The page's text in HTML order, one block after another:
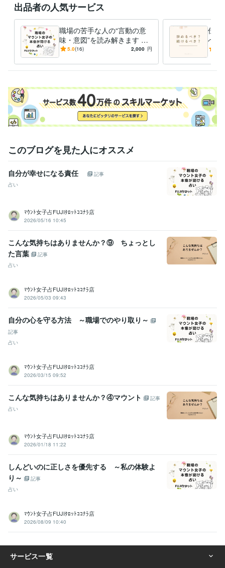
受賞歴
ココナラ　ブロンズランク
資格・検定
上級心理カウンセラー 取得年 : 2022年
メンタル心理カウンセラー
占い インスピレーションタロット
悩み相談・カウンセリング 心理カウンセラー
出品者の人気サービス
職場の苦手な人の“言動の意
味・意図”を読み解きます マ
ウント傾向・具体的な対応/
5.0(16) 2,000 円
仕事
べき
間関
このブログを見た人にオススメ
自分が幸せになる責任
記事
占い
ﾏｳﾝﾄ女子占FUJIﾀﾛｯﾄｺｺﾅﾗ店
2026/05/16 10:45
こんな気持ちはありませんか？⑨ ちょっとし
た言葉
記事
占い
ﾏｳﾝﾄ女子占FUJIﾀﾛｯﾄｺｺﾅﾗ店
2026/05/03 09:43
自分の心を守る方法 ～職場でのやり取り～
記事
占い
ﾏｳﾝﾄ女子占FUJIﾀﾛｯﾄｺｺﾅﾗ店
2026/03/15 09:52
こんな気持ちはありませんか？④マウント
記事
占い
ﾏｳﾝﾄ女子占FUJIﾀﾛｯﾄｺｺﾅﾗ店
2026/01/18 11:22
しんどいのに正しさを優先する ～私の体験よ
り～
記事
占い
ﾏｳﾝﾄ女子占FUJIﾀﾛｯﾄｺｺﾅﾗ店
2026/08/09 10:40